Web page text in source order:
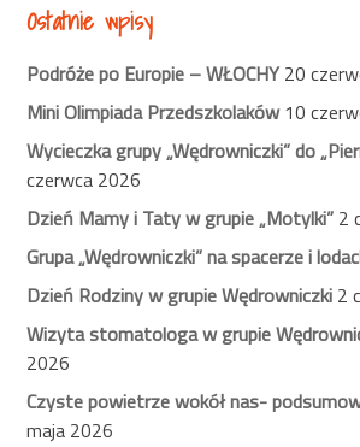
Ostatnie wpisy
Podróże po Europie – WŁOCHY20
Mini Olimpiada Przedszkolaków10
Wycieczka grupy „Wędrowniczki” do
czerwca 2026
Dzień Mamy i Taty w grupie „Motylki” 2
Grupa „Wędrowniczki” na spacerze i
Dzień Rodziny w grupie Wędrowniczki 2
Wizyta stomatologa w grupie
2026
Czyste powietrze wokół nas-
maja 2026